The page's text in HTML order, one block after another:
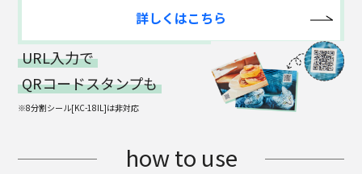
詳しくはこちら
URL入力で
QRコードスタンプも
※8分割シール[KC-18IL]は非対応
how to use